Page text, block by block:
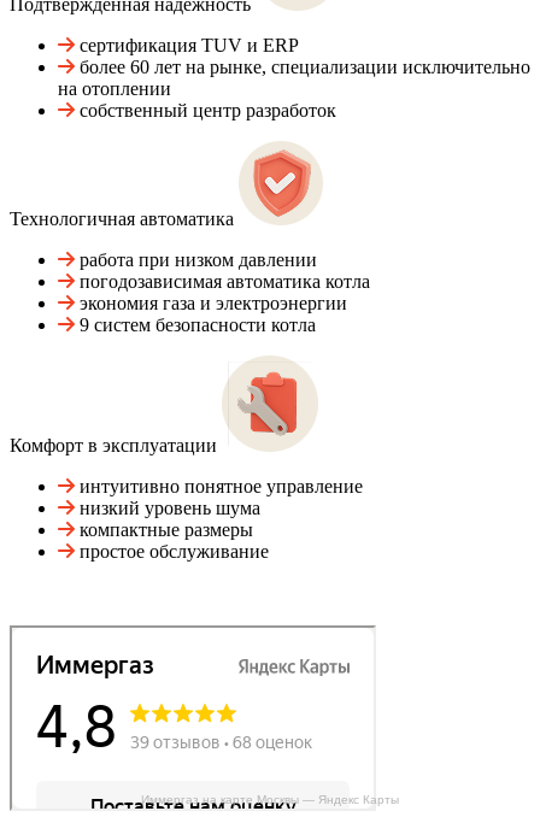
Подтвержденная надежность
сертификация TUV и ERP
более 60 лет на рынке, специализации исключительно
на отоплении
собственный центр разработок
Технологичная автоматика
работа при низком давлении
погодозависимая автоматика котла
экономия газа и электроэнергии
9 систем безопасности котла
Комфорт в эксплуатации
интуитивно понятное управление
низкий уровень шума
компактные размеры
простое обслуживание
Иммергаз на карте Москвы — Яндекс Карты